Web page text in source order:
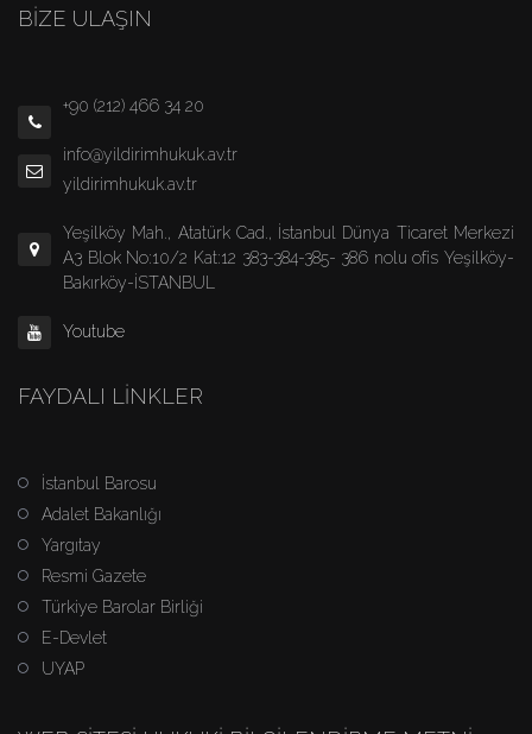
BİZE ULAŞIN
+90 (212) 466 34 20
info@yildirimhukuk.av.tr
yildirimhukuk.av.tr
Yeşilköy Mah., Atatürk Cad., İstanbul Dünya Ticaret Merkezi
A3 Blok No:10/2 Kat:12 383-384-385- 386 nolu ofis Yeşilköy-
Bakırköy-İSTANBUL
Youtube
FAYDALI LINKLER
İstanbul Barosu
Adalet Bakanlığı
Yargıtay
Resmi Gazete
Türkiye Barolar Birliği
E-Devlet
UYAP